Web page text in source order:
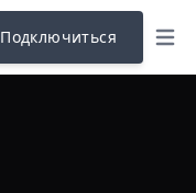
Подключиться menu